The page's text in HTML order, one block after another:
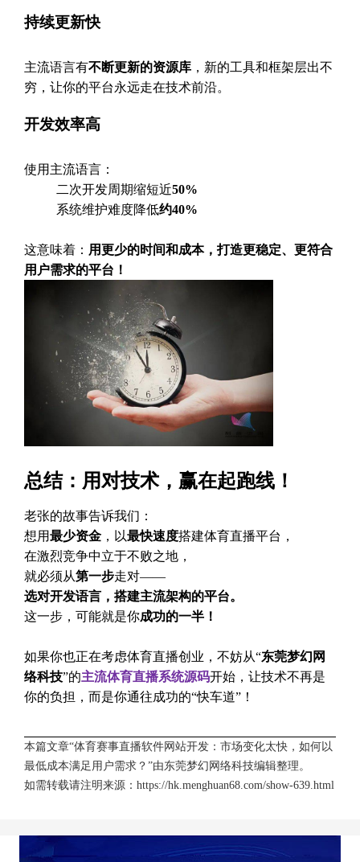
持续更新快
主流语言有不断更新的资源库 ，新的工具和框架层出不
穷，让你的平台永远走在技术前沿。
开发效率高
使用主流语言：
二次开发周期缩短近50%
系统维护难度降低约40%
这意味着： 用更少的时间和成本，打造更稳定、更符合
用户需求的平台！
总结：用对技术，赢在起跑线！
老张的故事告诉我们：
想用最少资金 ，以最快速度搭建体育直播平台，
在激烈竞争中立于不败之地，
就必须从第一步走对——
选对开发语言，搭建主流架构的平台。
这一步，可能就是你成功的一半！
如果你也正在考虑体育直播创业，不妨从“东莞梦幻网
络科技”的主流体育直播系统源码开始，让技术不再是
你的负担，而是你通往成功的“快车道”！
本篇文章“体育赛事直播软件网站开发：市场变化太快，如何以
最低成本满足用户需求？”由东莞梦幻网络科技编辑整理。
如需转载请注明来源： https://hk.menghuan68.com/show-639.html